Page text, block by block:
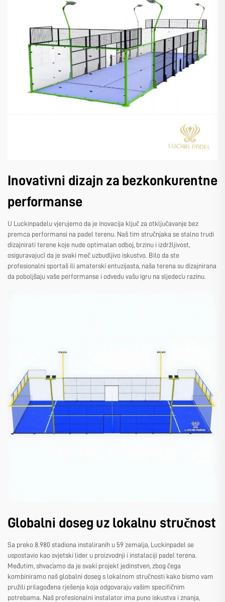
Inovativni dizajn za bezkonkurentne
performanse
U Luckinpadelu vjerujemo da je inovacija ključ za otključavanje bez
premca performansi na padel terenu. Naš tim stručnjaka se stalno trudi
dizajnirati terene koje nude optimalan odboj, brzinu i izdržljivost,
osiguravajući da je svaki meč uzbudljivo iskustvo. Bilo da ste
profesionalni sportaš ili amaterski entuzijasta, naša terena su dizajnirana
da poboljšaju vaše performanse i odvedu vašu igru na sljedeću razinu.
Globalni doseg uz lokalnu stručnost
Sa preko 8.980 stadiona instaliranih u 59 zemalja, Luckinpadel se
uspostavio kao svjetski lider u proizvodnji i instalaciji padel terena.
Međutim, shvaćamo da je svaki projekt jedinstven, zbog čega
kombiniramo naš globalni doseg s lokalnom stručnosti kako bismo vam
pružili prilagođena rješenja koja odgovaraju vašim specifičnim
potrebama. Naš profesionalni instalator ima puno iskustva i znanja,